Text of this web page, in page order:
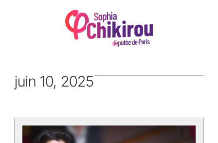
juin 10, 2025